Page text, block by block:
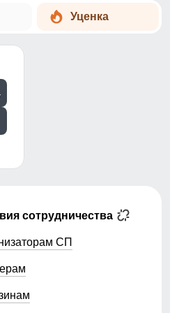
Уценка
сотрудничества
СП